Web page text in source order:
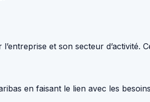
et son secteur d’activité.
en faisant le lien avec les